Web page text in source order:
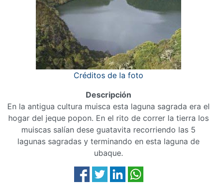
Créditos de la foto
Descripción
En la antigua cultura muisca esta laguna sagrada era el
hogar del jeque popon. En el rito de correr la tierra los
muiscas salían dese guatavita recorriendo las 5
lagunas sagradas y terminando en esta laguna de
ubaque.